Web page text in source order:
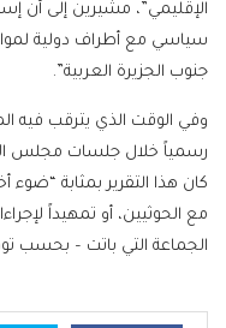
الإقليمي”، مشيرين إلى أن
سياسي مع أطراف دولية
جنوب الجزيرة العربية”.
وفي الوقت الذي يترقب فيه
رسمياً خلال جلسات مجلس
كان هذا التقرير بمثابة
مع الحوثيين، أو تمهيداً
الجماعة التي باتت – بحسب